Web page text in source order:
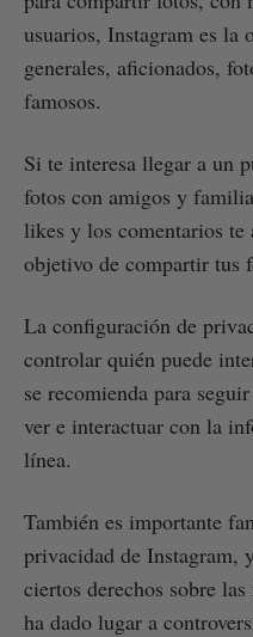
usuarios, Instagram es la
generales, aficionados,
famosos.
Si te interesa llegar a un
fotos con amigos y
likes y los comentarios te
objetivo de compartir tus
La configuración de
controlar quién puede
se recomienda para
ver e interactuar con la
línea.
También es importante
privacidad de Instagram,
ciertos derechos sobre
ha dado lugar a